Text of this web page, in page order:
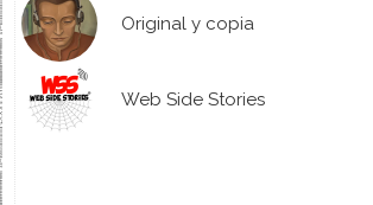
Original y copia
Web Side Stories